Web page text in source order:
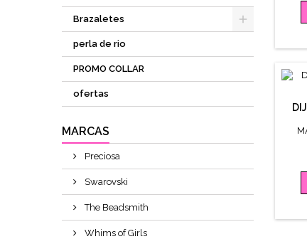
Brazaletes
perla de rio
PROMO COLLAR
ofertas
MARCAS
Preciosa
Swarovski
The Beadsmith
Whims of Girls